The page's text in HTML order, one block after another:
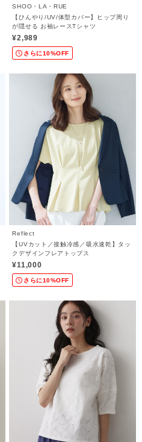
SHOO・LA・RUE
【ひんやり/UV/体型カバー】ヒップ周り
が隠せる お袖レースTシャツ
¥2,989
さらに10%OFF
Reflect
【UVカット／接触冷感／吸水速乾】タッ
クデザインフレアトップス
¥11,000
さらに10%OFF